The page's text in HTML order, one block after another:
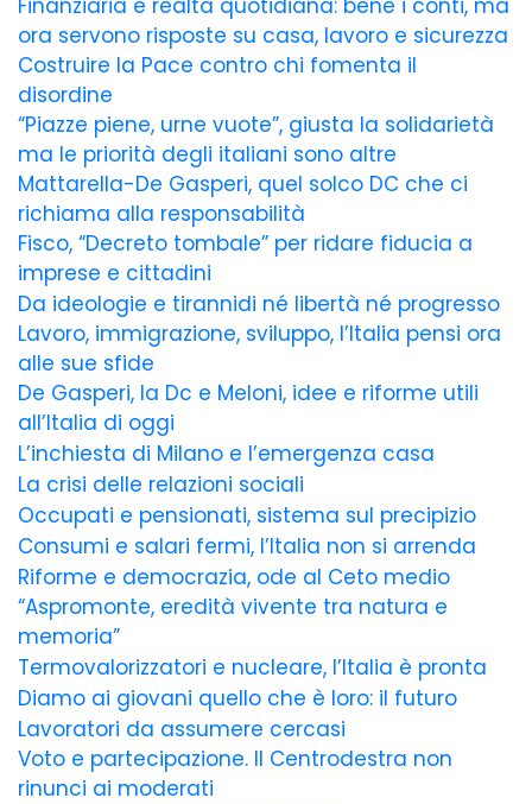
Finanziaria e realtà quotidiana: bene i conti, ma
ora servono risposte su casa, lavoro e sicurezza
Costruire la Pace contro chi fomenta il
disordine
“Piazze piene, urne vuote”, giusta la solidarietà
ma le priorità degli italiani sono altre
Mattarella-De Gasperi, quel solco DC che ci
richiama alla responsabilità
Fisco, “Decreto tombale” per ridare fiducia a
imprese e cittadini
Da ideologie e tirannidi né libertà né progresso
Lavoro, immigrazione, sviluppo, l’Italia pensi ora
alle sue sfide
De Gasperi, la Dc e Meloni, idee e riforme utili
all’Italia di oggi
L’inchiesta di Milano e l’emergenza casa
La crisi delle relazioni sociali
Occupati e pensionati, sistema sul precipizio
Consumi e salari fermi, l’Italia non si arrenda
Riforme e democrazia, ode al Ceto medio
“Aspromonte, eredità vivente tra natura e
memoria”
Termovalorizzatori e nucleare, l’Italia è pronta
Diamo ai giovani quello che è loro: il futuro
Lavoratori da assumere cercasi
Voto e partecipazione. Il Centrodestra non
rinunci ai moderati